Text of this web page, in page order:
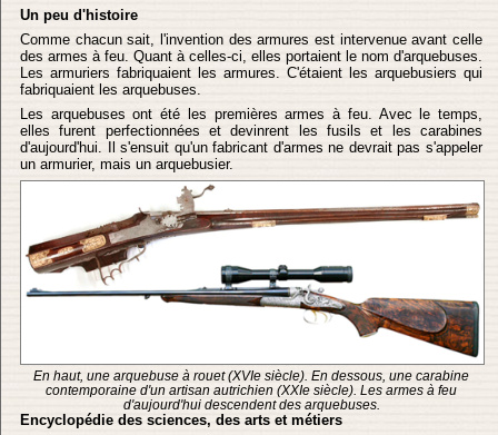
Un peu d'histoire
Comme chacun sait, l'invention des armures est intervenue avant celle
des armes à feu. Quant à celles-ci, elles portaient le nom d'arquebuses.
Les armuriers fabriquaient les armures. C'étaient les arquebusiers qui
fabriquaient les arquebuses.
Les arquebuses ont été les premières armes à feu. Avec le temps,
elles furent perfectionnées et devinrent les fusils et les carabines
d'aujourd'hui. Il s'ensuit qu'un fabricant d'armes ne devrait pas s'appeler
un armurier, mais un arquebusier.
En haut, une arquebuse à rouet (XVIe siècle). En dessous, une carabine
contemporaine d'un artisan autrichien (XXIe siècle). Les armes à feu
d'aujourd'hui descendent des arquebuses.
Encyclopédie des sciences, des arts et métiers